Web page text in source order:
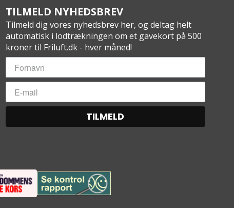
TILMELD NYHEDSBREV
Tilmeld dig vores nyhedsbrev her, og deltag helt
automatisk i lodtrækningen om et gavekort på 500
kroner til Friluft.dk - hver måned!
TILMELD